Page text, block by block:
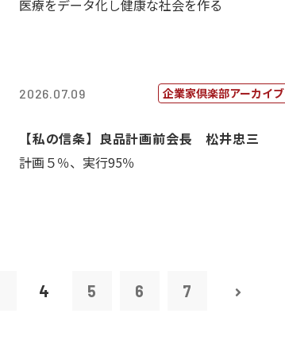
医療をデータ化し健康な社会を作る
2026.07.09 企業家倶楽部アーカイブ
【私の信条】良品計画前会長 松井忠三
計画５％、実行95％
4 5 6 7